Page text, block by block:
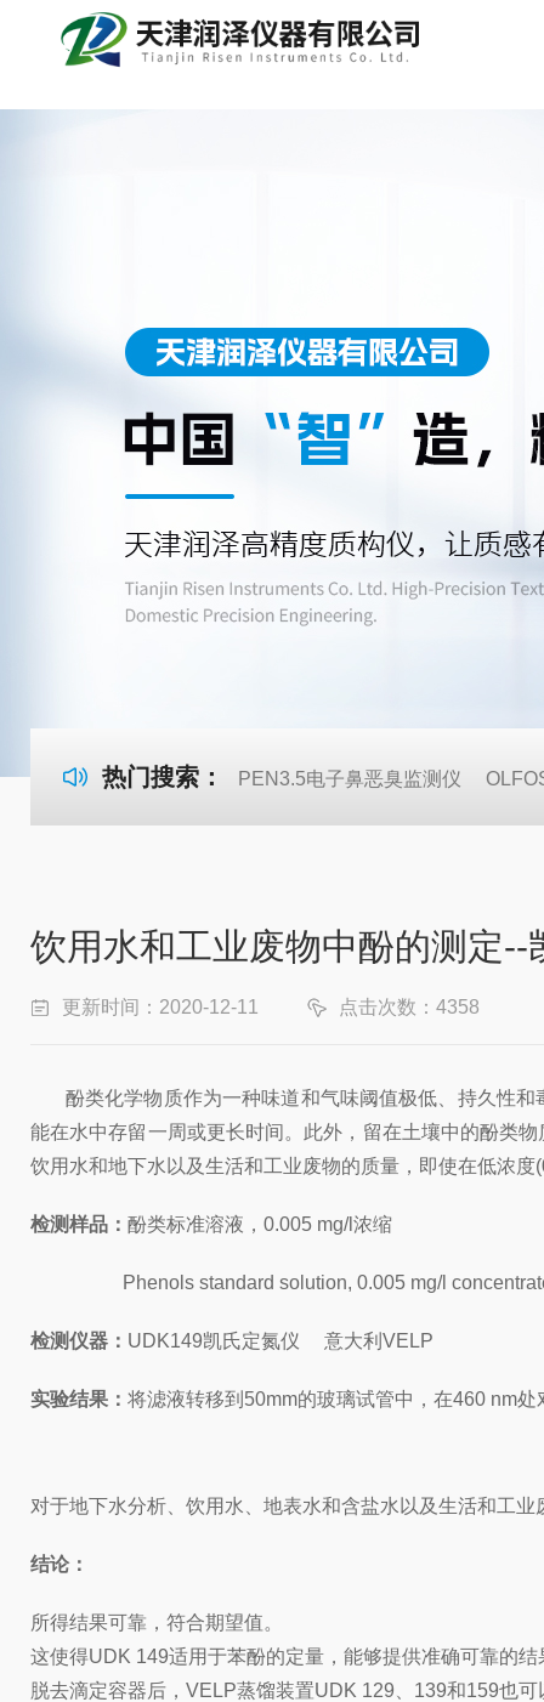
热门搜索： PEN3.5电子鼻恶臭监测仪
饮用水和工业废物中酚的测定--
更新时间：2020-12-11 点击次数：4358
酚类化学物质作为一种味道和气味阈值极低、持久性和
能在水中存留一周或更长时间。此外，留在土壤中的酚类
饮用水和地下水以及生活和工业废物的质量，即使在低浓
检测样品： 酚类标准溶液，0.005 mg/l浓缩
Phenols standard solution, 0.005 mg/l
检测仪器： UDK149凯氏定氮仪 意大利VELP
实验结果： 将滤液转移到50mm的玻璃试管中，在460 nm
对于地下水分析、饮用水、地表水和含盐水以及生活和工
结论：
所得结果可靠，符合期望值。
这使得UDK 149适用于苯酚的定量，能够提供准确可靠的结
脱去滴定容器后，VELP蒸馏装置UDK 129、139和159也